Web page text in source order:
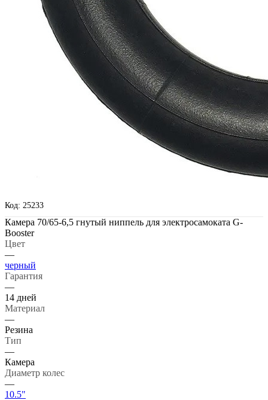
Код: 25233
Камера 70/65-6,5 гнутый ниппель для электросамоката G-
Booster
Цвет
—
черный
Гарантия
—
14 дней
Материал
—
Резина
Тип
—
Камера
Диаметр колес
—
10.5"